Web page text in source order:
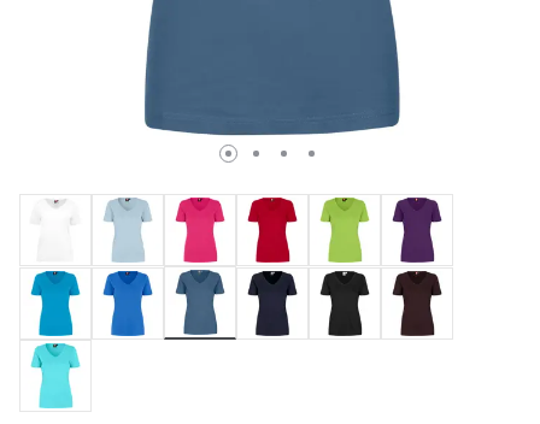
valgte